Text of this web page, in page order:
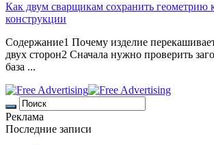
Как двум сварщикам сохранить геометрию
конструкции
Содержание1 Почему изделие
двух сторон2 Сначала нужно проверить
база ...
Реклама
Последние записи